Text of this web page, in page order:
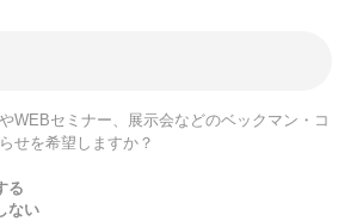
WEBセミナー、展示会などのベックマン・コ
せを希望しますか？
る
ない